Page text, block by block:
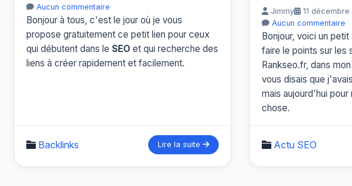
Aucun commentaire
Bonjour à tous, c'est le jour où je vous
propose gratuitement ce petit lien pour ceux
qui débutent dans le SEO et qui recherche des
liens à créer rapidement et facilement.
Backlinks Lire la suite
Jimmy
11 décembre
Aucun commentaire
Bonjour, voici un
faire le points sur les
Rankseo.fr, dans
vous disais que
mais aujourd'hui
chose.
Actu SEO